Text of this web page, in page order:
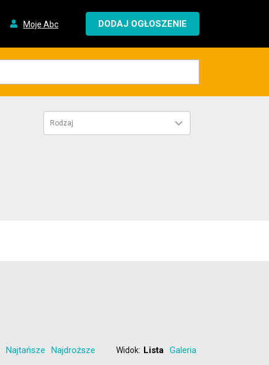
Moje Abc DODAJ OGŁOSZENIE
Rodzaj
Najtańsze Najdroższe Widok: Lista Galeria